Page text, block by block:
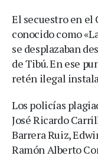
El secuestro en el
conocido como
se desplazaban
de Tibú. En ese
retén ilegal
Los policías
José Ricardo
Barrera Ruiz,
Ramón Alberto